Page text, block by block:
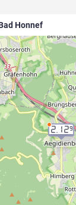
Honnef
2.129